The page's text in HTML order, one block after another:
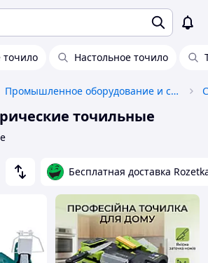
точило Настольное точило
Промышленное оборудование и станки
точильные
Бесплатная доставка